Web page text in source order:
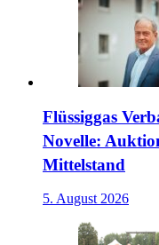
Flüssiggas
Novelle:
Mittelstand
5. August 2026